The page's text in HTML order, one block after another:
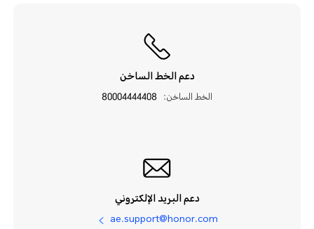
دعم الخط الساخن
الخط الساخن: 80004444408
دعم البريد الإلكتروني
ae.support@honor.com